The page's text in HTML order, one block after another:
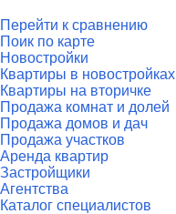
Перейти к сравнению
Поик по карте
Новостройки
Квартиры в новостройках
Квартиры на вторичке
Продажа комнат и долей
Продажа домов и дач
Продажа участков
Аренда квартир
Застройщики
Агентства
Каталог специалистов